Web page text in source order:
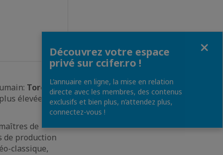
Toro
élevées des
de
de production
classique,
Découvrez votre espace
privé sur ccifer.ro !
L’annuaire en ligne, la mise en relation
directe avec les membres, des contenus
exclusifs et bien plus, n’attendez plus,
connectez-vous !